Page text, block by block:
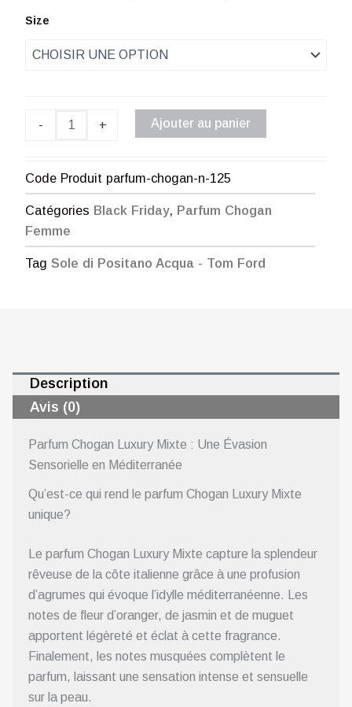
à
€ 52,00
Size
-
quantité
Chogan
+ Ajouter au panier
Code Produit parfum-chogan-n-125
Catégories Black Friday, Parfum Chogan
Femme
Tag Sole di Positano Acqua - Tom Ford
Description
Avis (0)
Parfum Chogan Luxury Mixte : Une Évasion
Sensorielle en Méditerranée
Qu’est-ce qui rend le parfum Chogan Luxury Mixte
unique?
Le parfum Chogan Luxury Mixte capture la splendeur
rêveuse de la côte italienne grâce à une profusion
d’agrumes qui évoque l’idylle méditerranéenne. Les
notes de fleur d’oranger, de jasmin et de muguet
apportent légèreté et éclat à cette fragrance.
Finalement, les notes musquées complètent le
parfum, laissant une sensation intense et sensuelle
sur la peau.